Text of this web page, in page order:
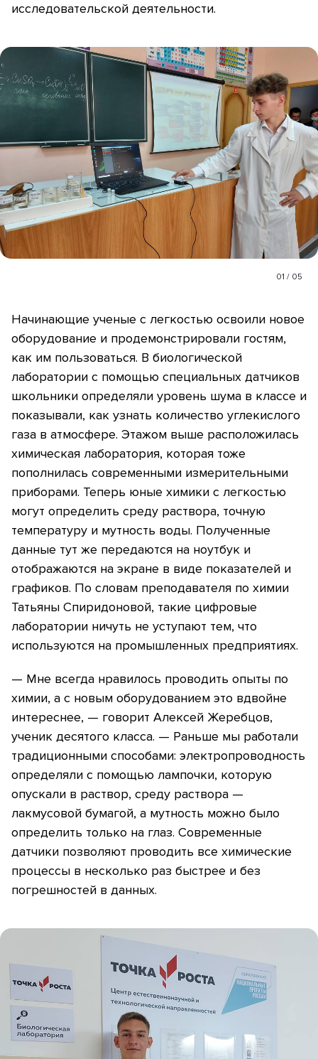
исследовательской деятельности.
01 / 05
Начинающие ученые с легкостью освоили новое
оборудование и продемонстрировали гостям,
как им пользоваться. В биологической
лаборатории с помощью специальных датчиков
школьники определяли уровень шума в классе и
показывали, как узнать количество углекислого
газа в атмосфере. Этажом выше расположилась
химическая лаборатория, которая тоже
пополнилась современными измерительными
приборами. Теперь юные химики с легкостью
могут определить среду раствора, точную
температуру и мутность воды. Полученные
данные тут же передаются на ноутбук и
отображаются на экране в виде показателей и
графиков. По словам преподавателя по химии
Татьяны Спиридоновой, такие цифровые
лаборатории ничуть не уступают тем, что
используются на промышленных предприятиях.
— Мне всегда нравилось проводить опыты по
химии, а с новым оборудованием это вдвойне
интереснее, — говорит Алексей Жеребцов,
ученик десятого класса. — Раньше мы работали
традиционными способами: электропроводность
определяли с помощью лампочки, которую
опускали в раствор, среду раствора —
лакмусовой бумагой, а мутность можно было
определить только на глаз. Современные
датчики позволяют проводить все химические
процессы в несколько раз быстрее и без
погрешностей в данных.